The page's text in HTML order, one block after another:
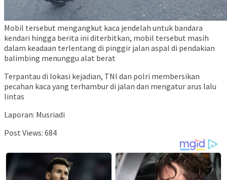
Mobil tersebut mengangkut kaca jendelah untuk bandara
kendari hingga berita ini diterbitkan, mobil tersebut masih
dalam keadaan terlentang di pinggir jalan aspal di pendakian
balimbing menunggu alat berat
Terpantau di lokasi kejadian, TNI dan polri membersikan
pecahan kaca yang terhambur di jalan dan mengatur arus lalu
lintas
Laporan: Musriadi
Post Views: 684